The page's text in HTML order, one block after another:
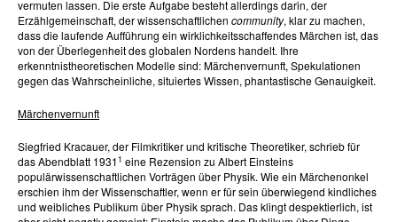
vermuten lassen. Die erste Aufgabe besteht allerdings darin, der
Erzählgemeinschaft, der wissenschaftlichen community, klar zu machen,
dass die laufende Aufführung ein wirklichkeitsschaffendes Märchen ist, das
von der Überlegenheit des globalen Nordens handelt. Ihre
erkenntnistheoretischen Modelle sind: Märchenvernunft, Spekulationen
gegen das Wahrscheinliche, situiertes Wissen, phantastische Genauigkeit.
Märchenvernunft
Siegfried Kracauer, der Filmkritiker und kritische Theoretiker, schrieb für
das Abendblatt 1931 1 eine Rezension zu Albert Einsteins
populärwissenschaftlichen Vorträgen über Physik. Wie ein Märchenonkel
erschien ihm der Wissenschaftler, wenn er für sein überwiegend kindliches
und weibliches Publikum über Physik sprach. Das klingt despektierlich, ist